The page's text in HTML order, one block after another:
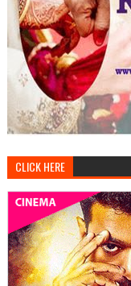
CLICK HERE